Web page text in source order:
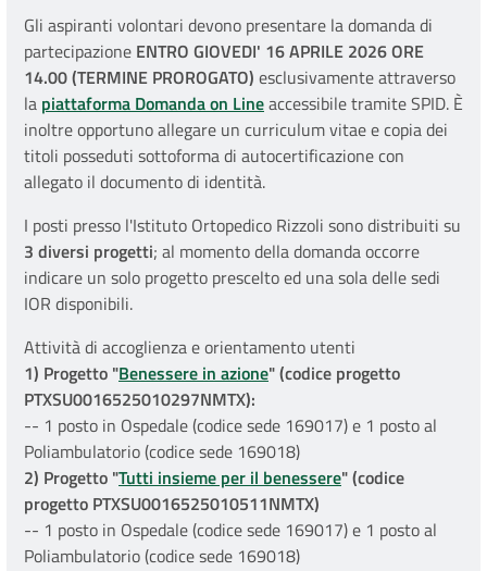
Gli aspiranti volontari devono presentare la domanda di
partecipazione ENTRO GIOVEDI' 16 APRILE 2026 ORE
14.00 (TERMINE PROROGATO) esclusivamente attraverso
la piattaforma Domanda on Lineaccessibile tramite SPID. È
inoltre opportuno allegare un curriculum vitae e copia dei
titoli posseduti sottoforma di autocertificazione con
allegato il documento di identità.
I posti presso l'Istituto Ortopedico Rizzoli sono distribuiti su
3 diversi progetti; al momento della domanda occorre
indicare un solo progetto prescelto ed una sola delle sedi
IOR disponibili.
Attività di accoglienza e orientamento utenti
1) Progetto "Benessere in azione" (codice progetto
PTXSU0016525010297NMTX):
-- 1 posto in Ospedale (codice sede 169017) e 1 posto al
Poliambulatorio (codice sede 169018)
2) Progetto "Tutti insieme per il benessere" (codice
progetto PTXSU0016525010511NMTX)
-- 1 posto in Ospedale (codice sede 169017) e 1 posto al
Poliambulatorio (codice sede 169018)